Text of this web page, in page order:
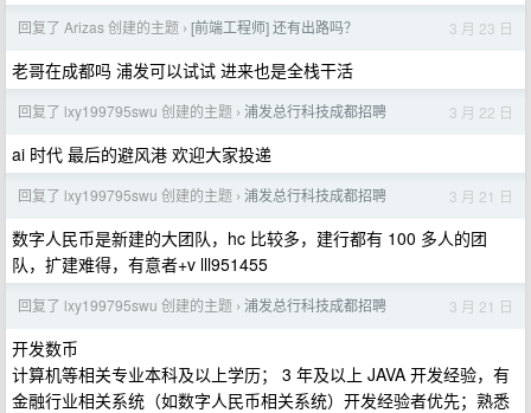
回复了 Arizas 创建的主题 › [前端工程师] 还有出路吗？ 3 月 23 日
老哥在成都吗 浦发可以试试 进来也是全栈干活
回复了 lxy199795swu 创建的主题 › 浦发总行科技成都招聘 3 月 22 日
ai 时代 最后的避风港 欢迎大家投递
回复了 lxy199795swu 创建的主题 › 浦发总行科技成都招聘 3 月 21 日
数字人民币是新建的大团队，hc 比较多，建行都有 100 多人的团
队，扩建难得，有意者+v lll951455
回复了 lxy199795swu 创建的主题 › 浦发总行科技成都招聘 3 月 21 日
开发数币
计算机等相关专业本科及以上学历； 3 年及以上 JAVA 开发经验，有
金融行业相关系统（如数字人民币相关系统）开发经验者优先；熟悉